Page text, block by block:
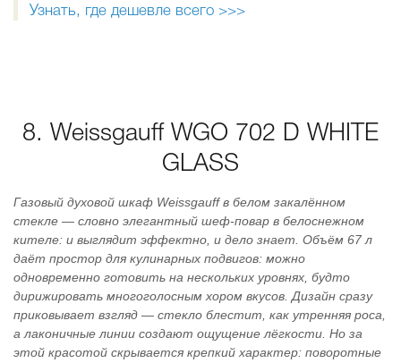
Узнать, где дешевле всего >>>
8. Weissgauff WGO 702 D WHITE
GLASS
Газовый духовой шкаф Weissgauff в белом закалённом
стекле — словно элегантный шеф‑повар в белоснежном
кителе: и выглядит эффектно, и дело знает. Объём 67 л
даёт простор для кулинарных подвигов: можно
одновременно готовить на нескольких уровнях, будто
дирижировать многоголосным хором вкусов. Дизайн сразу
приковывает взгляд — стекло блестит, как утренняя роса,
а лаконичные линии создают ощущение лёгкости. Но за
этой красотой скрывается крепкий характер: поворотные